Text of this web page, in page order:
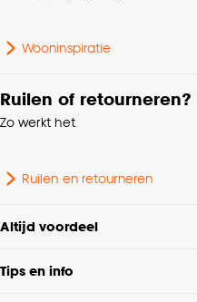
Garantietermijn
Geschikt voor binnen
Wooninspiratie
Ruilen of retourneren?
Zo werkt het
Ruilen en retourneren
Altijd voordeel
Tips en info